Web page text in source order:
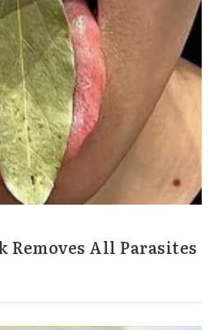
All Parasites